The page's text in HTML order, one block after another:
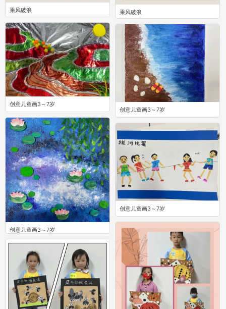
乘风破浪
0
乘风破浪
0
创意儿童画3～7岁
0
创意儿童画3～7岁
0
创意儿童画3～7岁
0
创意儿童画3～7岁
0